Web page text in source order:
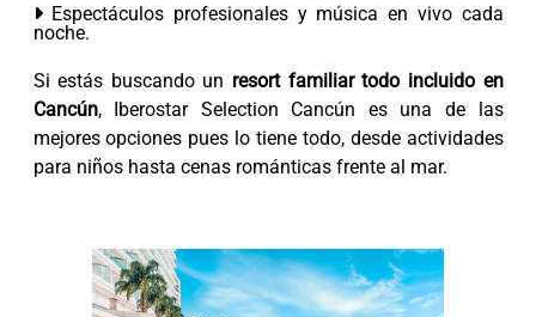
Espectáculos profesionales y música en vivo cada
noche.
Si estás buscando un resort familiar todo incluido en
Cancún, Iberostar Selection Cancún es una de las
mejores opciones pues lo tiene todo, desde actividades
para niños hasta cenas románticas frente al mar.